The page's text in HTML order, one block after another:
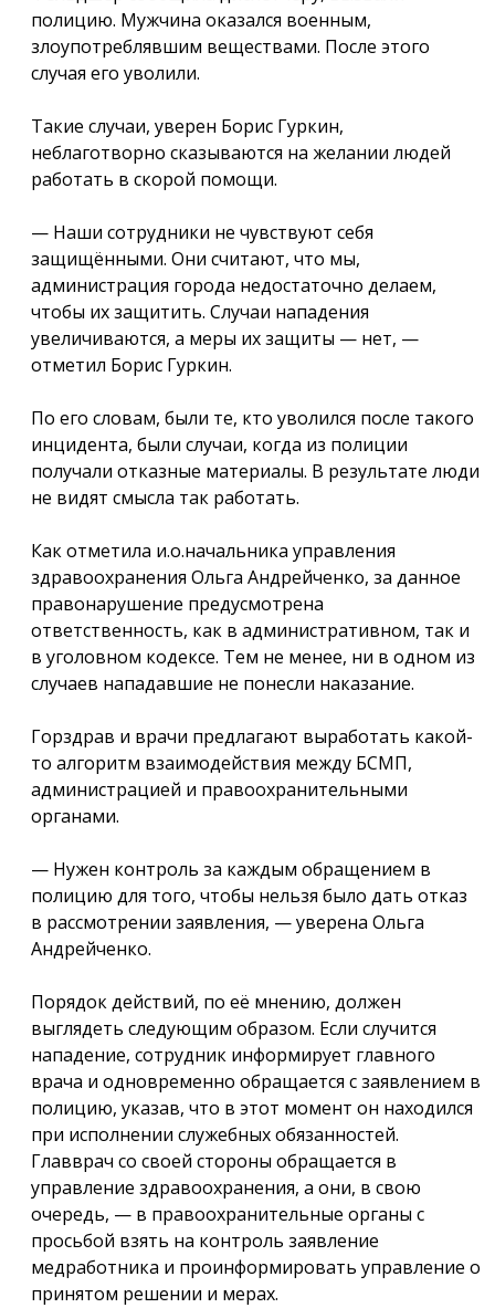
полицию. Мужчина оказался военным,
злоупотреблявшим веществами. После этого
случая его уволили.
Такие случаи, уверен Борис Гуркин,
неблаготворно сказываются на желании людей
работать в скорой помощи.
— Наши сотрудники не чувствуют себя
защищёнными. Они считают, что мы,
администрация города недостаточно делаем,
чтобы их защитить. Случаи нападения
увеличиваются, а меры их защиты — нет, —
отметил Борис Гуркин.
По его словам, были те, кто уволился после такого
инцидента, были случаи, когда из полиции
получали отказные материалы. В результате люди
не видят смысла так работать.
Как отметила и.о.начальника управления
здравоохранения Ольга Андрейченко, за данное
правонарушение предусмотрена
ответственность, как в административном, так и
в уголовном кодексе. Тем не менее, ни в одном из
случаев нападавшие не понесли наказание.
Горздрав и врачи предлагают выработать какой-
то алгоритм взаимодействия между БСМП,
администрацией и правоохранительными
органами.
— Нужен контроль за каждым обращением в
полицию для того, чтобы нельзя было дать отказ
в рассмотрении заявления, — уверена Ольга
Андрейченко.
Порядок действий, по её мнению, должен
выглядеть следующим образом. Если случится
нападение, сотрудник информирует главного
врача и одновременно обращается с заявлением в
полицию, указав, что в этот момент он находился
при исполнении служебных обязанностей.
Главврач со своей стороны обращается в
управление здравоохранения, а они, в свою
очередь, — в правоохранительные органы с
просьбой взять на контроль заявление
медработника и проинформировать управление о
принятом решении и мерах.